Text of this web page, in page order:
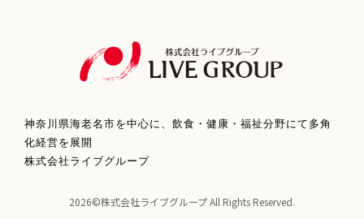
神奈川県海老名市を中心に、飲食・健康・福祉分野にて多角
化経営を展開
株式会社ライブグループ
2026©株式会社ライブグループ All Rights Reserved.